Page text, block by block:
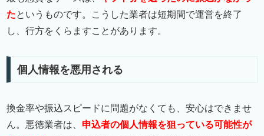
たというものです。こうした業者は短期間で運営を終了
し、行方をくらますことがあります。
個人情報を悪用される
換金率や振込スピードに問題がなくても、安心はできませ
ん。悪徳業者は、 申込者の個人情報を狙っている可能性が